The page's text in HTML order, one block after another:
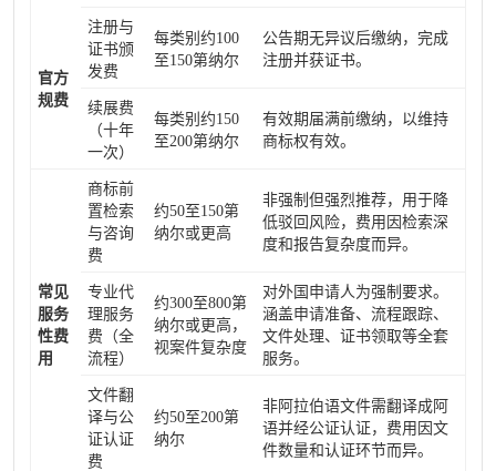
官方
规费
注册与
证书颁
发费
每类别约100
至150第纳尔
公告期无异议后缴纳，完成
注册并获证书。
续展费
（十年
一次）
每类别约150
至200第纳尔
有效期届满前缴纳，以维持
商标权有效。
常见
服务
性费
用
商标前
置检索
与咨询
费
约50至150第
纳尔或更高
非强制但强烈推荐，用于降
低驳回风险，费用因检索深
度和报告复杂度而异。
专业代
理服务
费（全
流程）
约300至800第
纳尔或更高，
视案件复杂度
对外国申请人为强制要求。
涵盖申请准备、流程跟踪、
文件处理、证书领取等全套
服务。
文件翻
译与公
证认证
费
约50至200第
纳尔
非阿拉伯语文件需翻译成阿
语并经公证认证，费用因文
件数量和认证环节而异。